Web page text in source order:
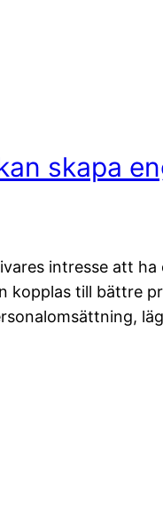
skapa
intresse att
kopplas till bättre